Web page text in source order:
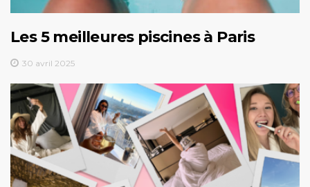
Les 5 meilleures piscines à Paris
30 avril 2025